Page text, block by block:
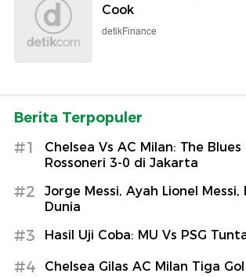
Cook
detikFinance
Berita Terpopuler
#1
Chelsea Vs AC Milan: The
Rossoneri 3-0 di Jakarta
#2
Jorge Messi, Ayah Lionel Messi,
Dunia
#3 Hasil Uji Coba: MU Vs PSG
#4 Chelsea Gilas AC Milan Tiga